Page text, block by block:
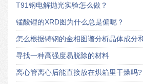
T91钢电解抛光实验怎么做？
锰酸锂的XRD图为什么总是偏呢？
怎么根据铸钢的金相图谱分析晶体成分
寻找一种高强度易脱除的材料
离心管离心后能直接放在烘箱里干燥吗?